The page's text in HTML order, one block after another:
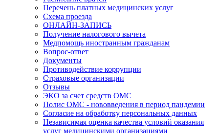
Перечень платных медицинских услуг
Схема проезда
ОНЛАЙН-ЗАПИСЬ
Получение налогового вычета
Медпомощь иностранным гражданам
Вопрос-ответ
Документы
Противодействие коррупции
Страховые организации
Отзывы
ЭКО за счет средств ОМС
Полис ОМС - нововведения в период пандемии
Согласие на обработку персональных данных
Независимая оценка качества условий оказания
услуг медицинскими организациями